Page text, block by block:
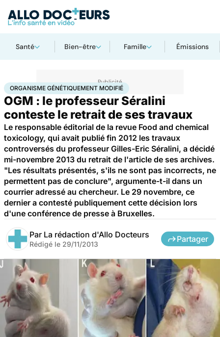
Santé Bien-être Famille Émissions
AccueilSantéOrganisme génétiquement modifié
ORGANISME GÉNÉTIQUEMENT MODIFIÉ
OGM : le professeur Séralini
conteste le retrait de ses travaux
Le responsable éditorial de la revue Food and chemical
toxicology, qui avait publié fin 2012 les travaux
controversés du professeur Gilles-Eric Séralini, a décidé
mi-novembre 2013 du retrait de l'article de ses archives.
"Les résultats présentés, s'ils ne sont pas incorrects, ne
permettent pas de conclure", argumente-t-il dans un
courrier adressé au chercheur. Le 29 novembre, ce
dernier a contesté publiquement cette décision lors
d'une conférence de presse à Bruxelles.
Par La rédaction d'Allo Docteurs
Rédigé le 29/11/2013
Partager